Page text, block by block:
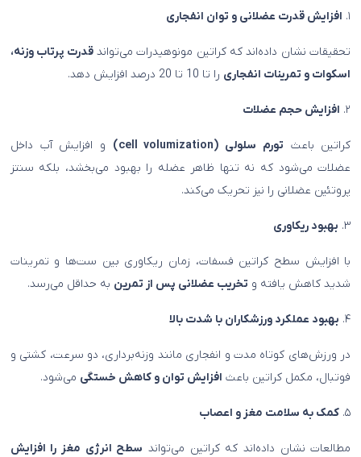
۱. افزایش قدرت عضلانی و توان انفجاری
تحقیقات نشان داده‌اند که کراتین مونوهیدرات می‌تواندقدرت پرتاب وزنه،
اسکوات و تمرینات انفجاری را تا 10 تا 20 درصد افزایش دهد.
۲. افزایش حجم عضلات
کراتین باعث تورم سلولی (cell volumization)
و افزایش آب داخل
عضلات می‌شود که نه تنها ظاهر عضله را بهبود می‌بخشد، بلکه سنتز
پروتئین عضلانی را نیز تحریک می‌کند.
۳. بهبود ریکاوری
با افزایش سطح کراتین فسفات، زمان ریکاوری بین ست‌ها و تمرینات
شدید کاهش یافته و تخریب عضلانی پس از تمرین به حداقل می‌رسد.
۴. بهبود عملکرد ورزشکاران با شدت بالا
در ورزش‌های کوتاه مدت و انفجاری مانند وزنه‌برداری، دو سرعت، کشتی و
فوتبال، مکمل کراتین باعث افزایش توان و کاهش خستگی می‌شود.
۵. کمک به سلامت مغز و اعصاب
مطالعات نشان داده‌اند که کراتین می‌تواند سطح انرژی مغز را افزایش